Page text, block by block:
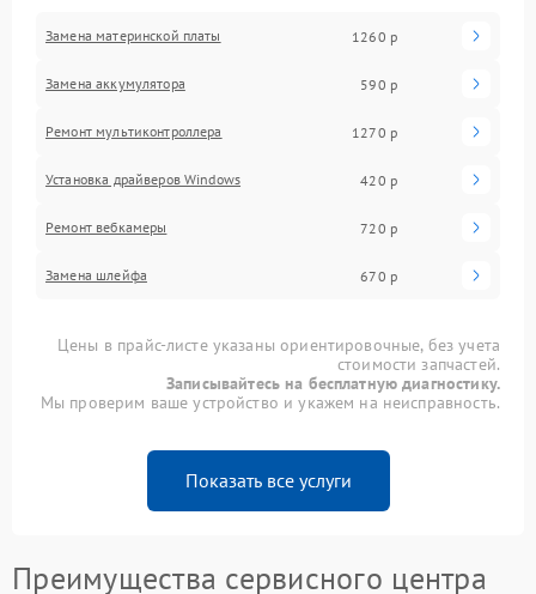
Замена материнской платы 1260 р
Замена аккумулятора 590 р
Ремонт мультиконтроллера 1270 р
Установка драйверов Windows 420 р
Ремонт вебкамеры 720 р
Замена шлейфа 670 р
Цены в прайс-листе указаны ориентировочные, без учета
стоимости запчастей.
Записывайтесь на бесплатную диагностику.
Мы проверим ваше устройство и укажем на неисправность.
Показать все услуги
Преимущества сервисного центра